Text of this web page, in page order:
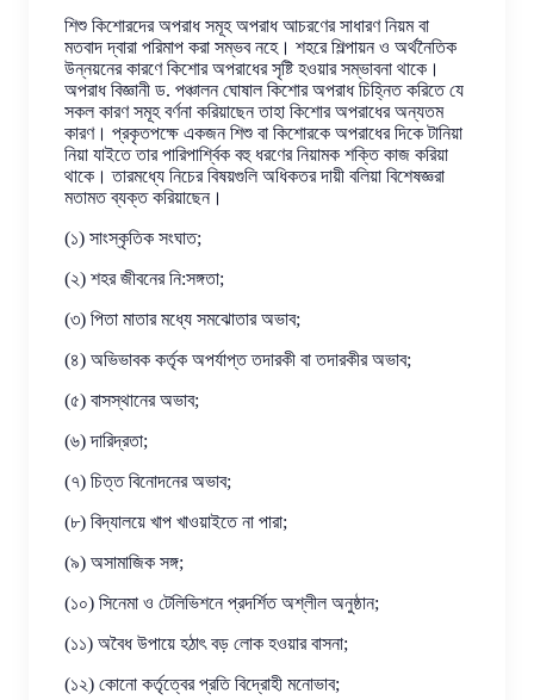
শিশু কিশোরদের অপরাধ সমূহ অপরাধ আচরণের সাধারণ নিয়ম বা
মতবাদ দ্বারা পরিমাপ করা সম্ভব নহে। শহরে শিল্পায়ন ও অর্থনৈতিক
উন্নয়নের কারণে কিশোর অপরাধের সৃষ্টি হওয়ার সম্ভাবনা থাকে।
অপরাধ বিজ্ঞানী ড. পঞ্চালন ঘোষাল কিশোর অপরাধ চিহ্নিত করিতে যে
সকল কারণ সমূহ বর্ণনা করিয়াছেন তাহা কিশোর অপরাধের অন্যতম
কারণ। প্রকৃতপক্ষে একজন শিশু বা কিশোরকে অপরাধের দিকে টানিয়া
নিয়া যাইতে তার পারিপার্শ্বিক বহু ধরণের নিয়ামক শক্তি কাজ করিয়া
থাকে। তারমধ্যে নিচের বিষয়গুলি অধিকতর দায়ী বলিয়া বিশেষজ্ঞরা
মতামত ব্যক্ত করিয়াছেন।
(১) সাংস্কৃতিক সংঘাত;
(২) শহর জীবনের নি:সঙ্গতা;
(৩) পিতা মাতার মধ্যে সমঝোতার অভাব;
(৪) অভিভাবক কর্তৃক অপর্যাপ্ত তদারকী বা তদারকীর অভাব;
(৫) বাসস্থানের অভাব;
(৬) দারিদ্রতা;
(৭) চিত্ত বিনোদনের অভাব;
(৮) বিদ্যালয়ে খাপ খাওয়াইতে না পারা;
(৯) অসামাজিক সঙ্গ;
(১০) সিনেমা ও টেলিভিশনে প্রদর্শিত অশ্লীল অনুষ্ঠান;
(১১) অবৈধ উপায়ে হঠাৎ বড় লোক হওয়ার বাসনা;
(১২) কোনো কর্তৃত্বের প্রতি বিদ্রোহী মনোভাব;